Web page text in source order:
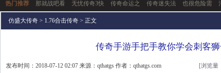
热门推荐
那就战吧看 无忧传奇3快 传奇命运之 传奇迷失法 也很危险需
仿盛大传奇 > 1.76合击传奇 > 正文
传奇手游手把手教你学会刺客
发布时间：2018-07-12 02:07 来源：qthatgs 作者：qthatgs.com [浏览量